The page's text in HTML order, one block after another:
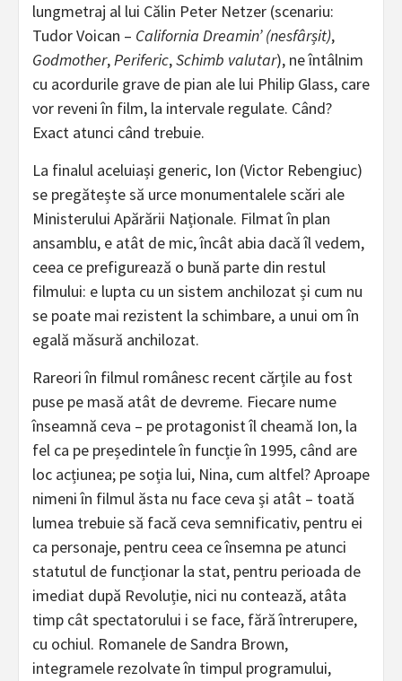
lungmetraj al lui Călin Peter Netzer (scenariu:
Tudor Voican – California Dreamin’ (nesfârșit),
Godmother,Periferic,Schimb valutar), ne întâlnim
cu acordurile grave de pian ale lui Philip Glass, care
vor reveni în film, la intervale regulate. Când?
Exact atunci când trebuie.
La finalul aceluiași generic, Ion (Victor Rebengiuc)
se pregătește să urce monumentalele scări ale
Ministerului Apărării Naționale. Filmat în plan
ansamblu, e atât de mic, încât abia dacă îl vedem,
ceea ce prefigurează o bună parte din restul
filmului: e lupta cu un sistem anchilozat și cum nu
se poate mai rezistent la schimbare, a unui om în
egală măsură anchilozat.
Rareori în filmul românesc recent cărțile au fost
puse pe masă atât de devreme. Fiecare nume
înseamnă ceva – pe protagonist îl cheamă Ion, la
fel ca pe președintele în funcție în 1995, când are
loc acțiunea; pe soția lui, Nina, cum altfel? Aproape
nimeni în filmul ăsta nu face ceva și atât – toată
lumea trebuie să facă ceva semnificativ, pentru ei
ca personaje, pentru ceea ce însemna pe atunci
statutul de funcționar la stat, pentru perioada de
imediat după Revoluție, nici nu contează, atâta
timp cât spectatorului i se face, fără întrerupere,
cu ochiul. Romanele de Sandra Brown,
integramele rezolvate în timpul programului,